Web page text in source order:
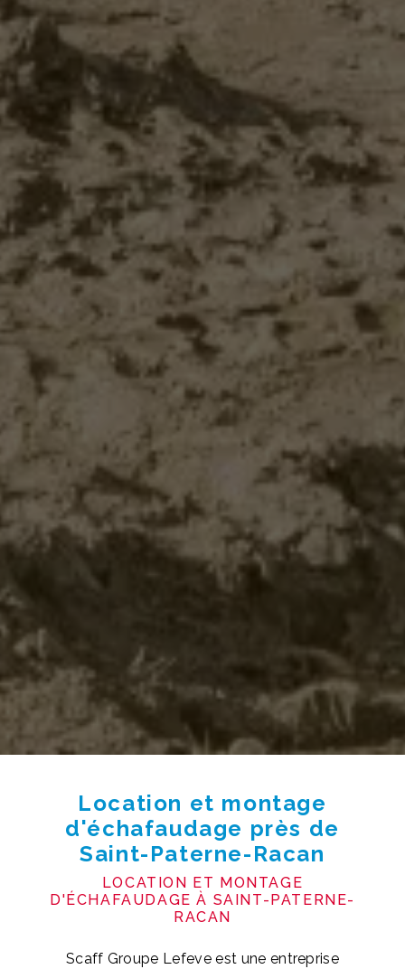
Location et montage
d'échafaudage près de
Saint-Paterne-Racan
LOCATION ET MONTAGE
D'ÉCHAFAUDAGE À SAINT-PATERNE-
RACAN
Scaff Groupe Lefeve est une entreprise